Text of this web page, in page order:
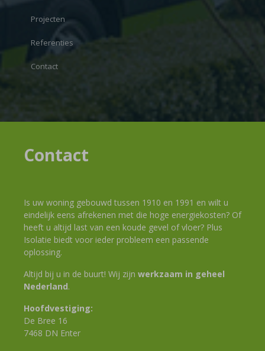
Projecten
Referenties
Contact
Contact
Is uw woning gebouwd tussen 1910 en 1991 en wilt u
eindelijk eens afrekenen met die hoge energiekosten? Of
heeft u altijd last van een koude gevel of vloer? Plus
Isolatie biedt voor ieder probleem een passende
oplossing.
Altijd bij u in de buurt! Wij zijn werkzaam in geheel
Nederland.
Hoofdvestiging:
De Bree 16
7468 DN Enter